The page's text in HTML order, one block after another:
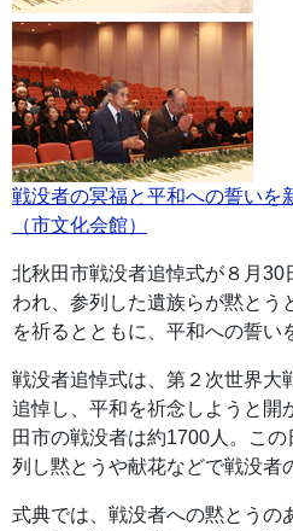
戦没者の冥福と平和への誓いを
（市文化会館）
北秋田市戦没者追悼式が８月
われ、参列した遺族らが黙とう
を祈るとともに、平和への誓
戦没者追悼式は、第２次世界大
追悼し、平和を祈念しようと開
田市の戦没者は約1700人。こ
列し黙とうや献花などで戦没者
式典では、戦没者への黙とうの